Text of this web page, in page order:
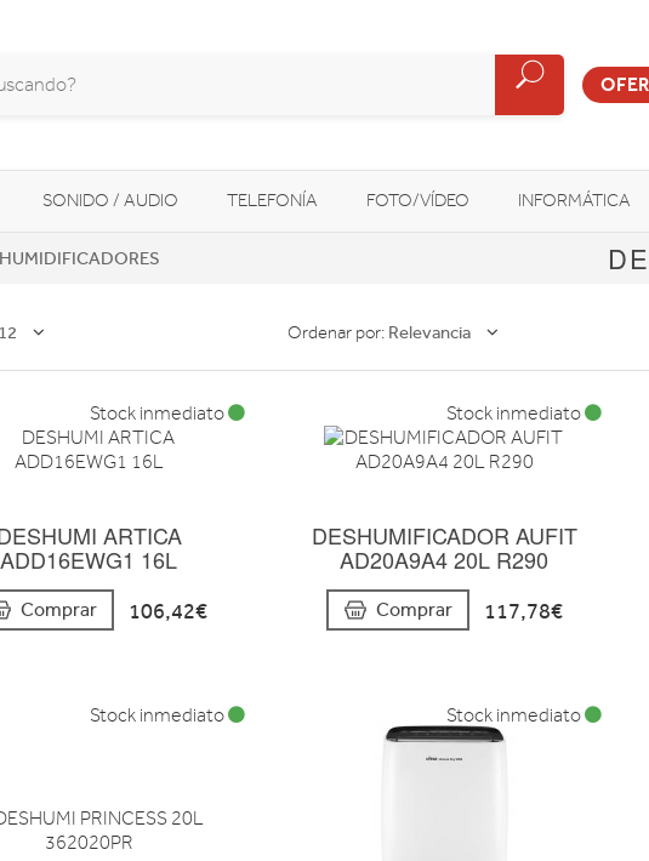
SONIDO / AUDIO TELEFONÍA FOTO/VÍDEO INFORMÁTICA
MOVILIDAD URBANA OTROS
Ordenar por: Relevancia
ARTICA
ADD16EWG1 16L
Comprar 106,42€
Stock inmediato
DESHUMIFICADOR AUFIT
AD20A9A4 20L R290
Comprar 117,78€
Stock inmediato
Stock inmediato Stock inmediato